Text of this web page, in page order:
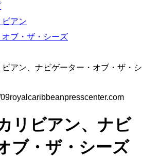
ビアン
ブ・ザ・シーズ
ビアン、ナビゲーター・オブ・ザ・シ
royalcaribbeanpresscenter.com
リビアン、ナビ
ブ・ザ・シーズ